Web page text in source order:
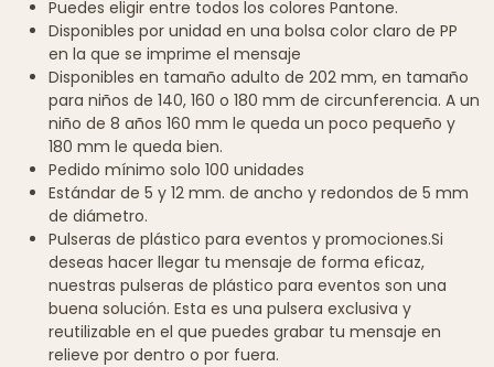
Puedes eligir entre todos los colores Pantone.
Disponibles por unidad en una bolsa color claro de PP
en la que se imprime el mensaje
Disponibles en tamaño adulto de 202 mm, en tamaño
para niños de 140, 160 o 180 mm de circunferencia. A un
niño de 8 años 160 mm le queda un poco pequeño y
180 mm le queda bien.
Pedido mínimo solo 100 unidades
Estándar de 5 y 12 mm. de ancho y redondos de 5 mm
de diámetro.
Pulseras de plástico para eventos y promociones.Si
deseas hacer llegar tu mensaje de forma eficaz,
nuestras pulseras de plástico para eventos son una
buena solución. Esta es una pulsera exclusiva y
reutilizable en el que puedes grabar tu mensaje en
relieve por dentro o por fuera.